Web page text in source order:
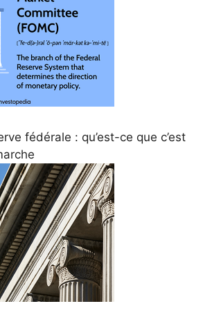
fédérale : qu’est-ce que c’est